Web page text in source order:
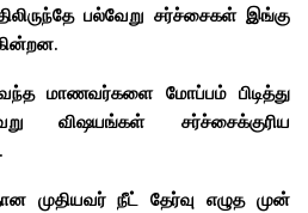
பல்வேறு சர்ச்சைகள் இங்கு
மாணவர்களை மோப்பம் பிடித்து
விஷயங்கள் சர்ச்சைக்குரிய
முதியவர் நீட் தேர்வு எழுத முன்